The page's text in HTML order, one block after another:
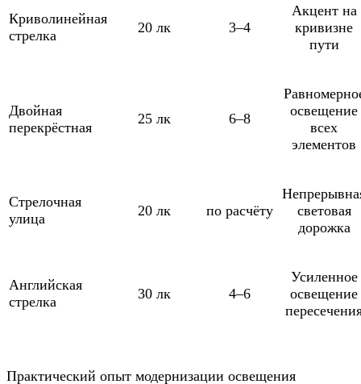
Криволинейная
стрелка
20 лк 3–4
Акцент на
кривизне
пути
Двойная
перекрёстная
25 лк 6–8
освещение
всех
элементов
Стрелочная
улица
20 лк по расчёту
световая
дорожка
Английская
стрелка
30 лк 4–6
Усиленное
освещение
Практический опыт модернизации освещения